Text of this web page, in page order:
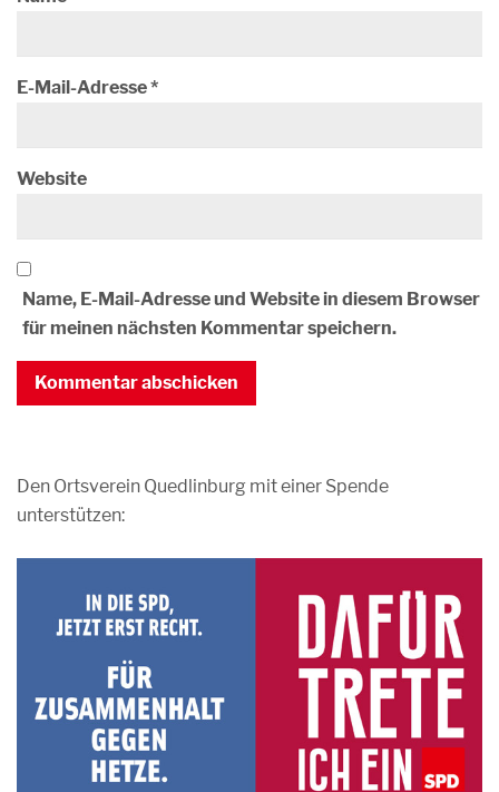
E-Mail-Adresse*
Website
Name, E-Mail-Adresse und Website in diesem Browser
für meinen nächsten Kommentar speichern.
Den Ortsverein Quedlinburg mit einer Spende
unterstützen: